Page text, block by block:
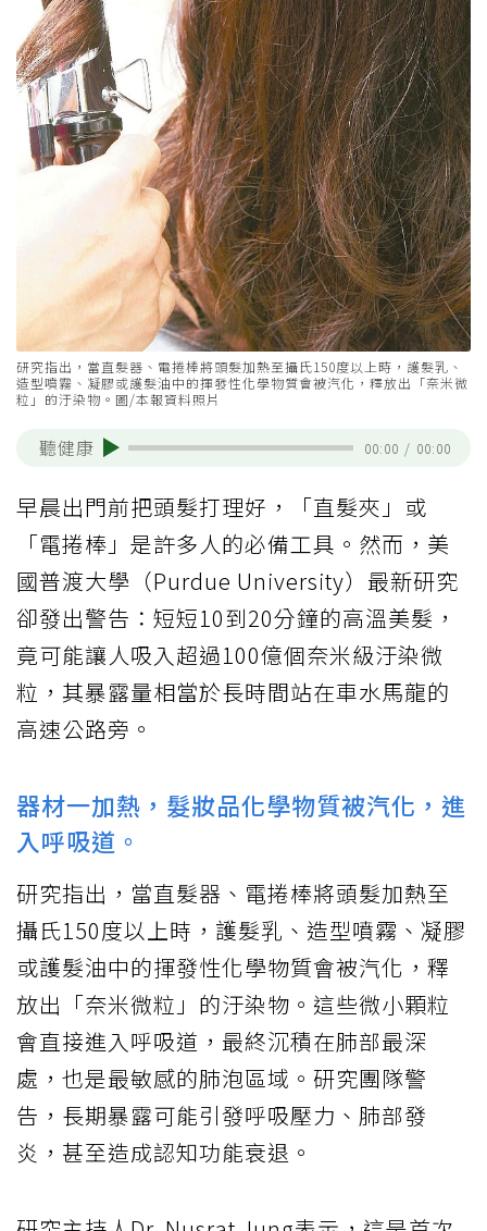
研究指出，當直髮器、電捲棒將頭髮加熱至攝氏150度以上時，護髮乳、
造型噴霧、凝膠或護髮油中的揮發性化學物質會被汽化，釋放出「奈米微
粒」的汙染物。圖/本報資料照片
聽健康 00:00 / 00:00
早晨出門前把頭髮打理好，「直髮夾」或
「電捲棒」是許多人的必備工具。然而，美
國普渡大學（Purdue University）最新研究
卻發出警告：短短10到20分鐘的高溫美髮，
竟可能讓人吸入超過100億個奈米級汙染微
粒，其暴露量相當於長時間站在車水馬龍的
高速公路旁。
器材一加熱，髮妝品化學物質被汽化，進
入呼吸道。
研究指出，當直髮器、電捲棒將頭髮加熱至
攝氏150度以上時，護髮乳、造型噴霧、凝膠
或護髮油中的揮發性化學物質會被汽化，釋
放出「奈米微粒」的汙染物。這些微小顆粒
會直接進入呼吸道，最終沉積在肺部最深
處，也是最敏感的肺泡區域。研究團隊警
告，長期暴露可能引發呼吸壓力、肺部發
炎，甚至造成認知功能衰退。